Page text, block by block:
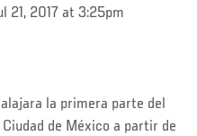
21, 2017 at 3:25pm
la primera parte del
de México a partir de